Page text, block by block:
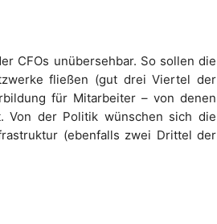
CFOs unübersehbar. So sollen die
fließen (gut drei Viertel der
für Mitarbeiter – von denen
Von der Politik wünschen sich die
(ebenfalls zwei Drittel der